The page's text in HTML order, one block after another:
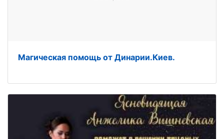
Магическая помощь от Динарии.Киев.